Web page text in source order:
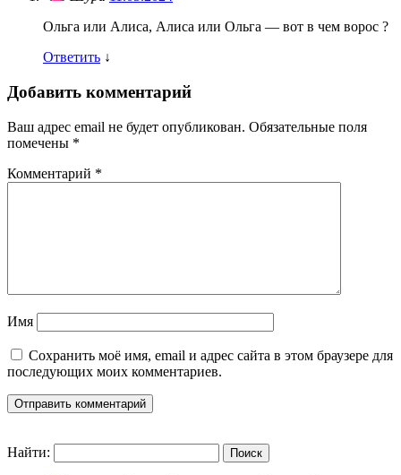
Ольга или Алиса, Алиса или Ольга — вот в чем ворос ?
Ответить ↓
Добавить комментарий
Ваш адрес email не будет опубликован. Обязательные поля
помечены *
Комментарий *
Имя
Сохранить моё имя, email и адрес сайта в этом браузере для
последующих моих комментариев.
Найти: